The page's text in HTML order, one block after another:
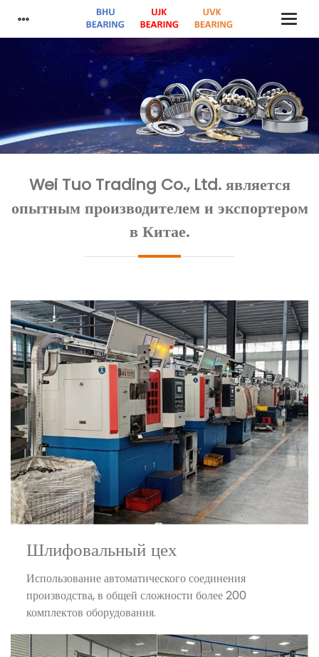
Wei Tuo Trading Co., Ltd. является
опытным производителем и экспортером
в Китае.
Шлифовальный цех
Использование автоматического соединения
производства, в общей сложности более 200
комплектов оборудования.